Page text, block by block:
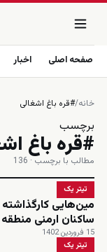
صفحه اصلی اخبار
خانه/#قره باغ اشغالی
برچسب
#قره باغ
مطالب با برچسب · 136
تیتر یک
مین‌هایی
ساکنان ارمنی
15 فروردین 1402
تیتر یک